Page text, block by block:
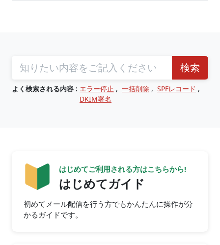
検索
よく検索される内容 : エラー停止 , 一括削除 , SPFレコード ,
DKIM署名
はじめてご利用される方はこちらから!
はじめてガイド
初めてメール配信を行う方でもかんたんに操作が分
かるガイドです。